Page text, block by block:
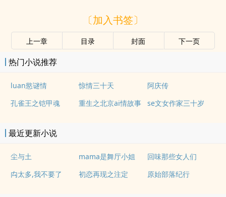
〔加入书签〕
上一章 目录 封面 下一页
热门小说推荐
luan慾谜情 惊情三十天
阿庆传
孔雀王之铠甲魂
重生之北京ai情故事 se文女作家三十岁
最近更新小说
尘与土 mama是舞厅小姐
回味那些女人们
禸太多,我不要了
初恋再现之注定 原始部落纪行